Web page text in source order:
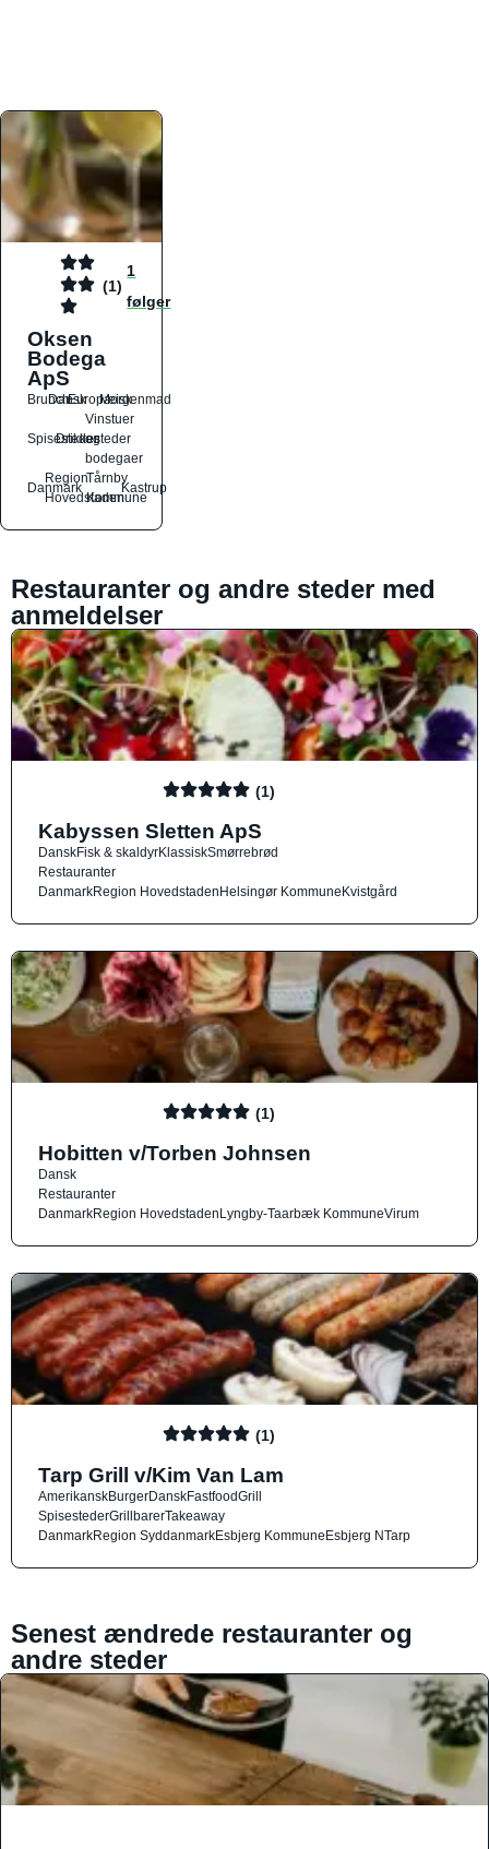
(1)
1
følger
Oksen
Bodega
ApS
Brunch
DanskEuropæiskMorgenmad
Spisesteder
Drikkesteder
Vinstuer
og
bodegaer
Danmark
Region
Hovedstaden
Tårnby
Kommune
Kastrup
Restauranter og andre steder med
anmeldelser
(1)
Kabyssen Sletten ApS
DanskFisk & skaldyrKlassiskSmørrebrød
Restauranter
DanmarkRegion HovedstadenHelsingør KommuneKvistgård
(1)
Hobitten v/Torben Johnsen
Dansk
Restauranter
DanmarkRegion HovedstadenLyngby-Taarbæk KommuneVirum
(1)
Tarp Grill v/Kim Van Lam
AmerikanskBurgerDanskFastfoodGrill
SpisestederGrillbarerTakeaway
DanmarkRegion SyddanmarkEsbjerg KommuneEsbjerg NTarp
Senest ændrede restauranter og
andre steder